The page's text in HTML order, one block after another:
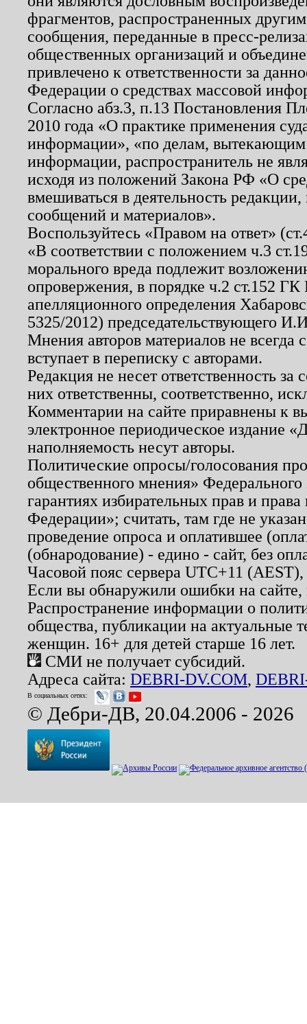
фрагментов, распространенных
сообщения, переданные в пресс-
общественных организаций и
привлечено к ответственности за
Федерации о средствах массовой
Согласно абз.3, п.13 Постановления
2010 года «О практике применения
информации», «по делам, вытекающим
информации, распространитель не
исходя из положений Закона РФ «О
вмешиваться в деятельность
сообщений и материалов».
Воспользуйтесь «Правом на ответ»
«В соответствии с положением ч.3
морального вреда подлежит
опровержения, в порядке ч.2 ст.152
апелляционного определения
5325/2012) председательствующего
Мнения авторов материалов не
вступает в переписку с авторами.
Редакция не несет ответственность
них ответственны, соответственно,
Комментарии на сайте приравнены к
электронное периодическое издание
наполняемость несут авторы.
Политические опросы/голосования
общественного мнения»
гарантиях избирательных прав и
Федерации»; считать, там где не
проведение опроса и оплатившее
(обнародование) - едино - сайт, без
Часовой пояс сервера UTC+11
Если вы обнаружили ошибки на
Распространение информации о
общества, публикации на актуальные
женщин. 16+ для детей старше 16 лет.
СМИ не получает субсидий.
Адреса сайта: DEBRI-DV.COM,
В социальных сетях:
© Дебри-ДВ, 20.04.2006 - 2026